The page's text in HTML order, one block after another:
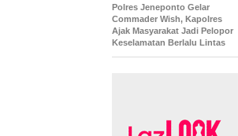
Polres Jeneponto Gelar
Commader Wish, Kapolres
Ajak Masyarakat Jadi Pelopor
Keselamatan Berlalu Lintas